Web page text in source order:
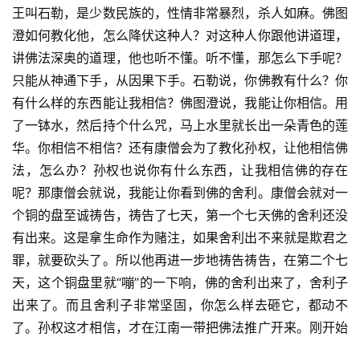
王叫石勒，是少数民族的，性情非常暴烈，杀人如麻。佛图
澄如何教化他，怎么降伏这种人？对这种人你跟他讲道理，
讲佛法深奥的道理，他也听不懂。听不懂，那怎么下手呢？
只能从神通下手，从因果下手。石勒说，你佛教有什么？你
有什么样的东西能让我相信？佛图澄说，我能让你相信。用
了一钵水，然后持个什么咒，马上水里就长出一朵青色的莲
华。你相信不相信？还有康僧会为了教化孙权，让他相信佛
法，怎么办？孙权也说你有什么东西，让我相信佛的存在
呢？那康僧会就说，我能让你看到佛的舍利。康僧会就对一
个铜的盘至诚祷告，祷告了七天，第一个七天佛的舍利还没
有出来。这是拿生命作为赌注，如果舍利出不来就是欺君之
罪，就要砍头了。所以他再进一步地祷告祷告，在第二个七
天，这个铜盘里就“嘣”的一下响，佛的舍利出来了，舍利子
出来了。而且舍利子非常坚固，你怎么样去砸它，都动不
了。孙权这才相信，才在江南一带把佛法推广开来。刚开始